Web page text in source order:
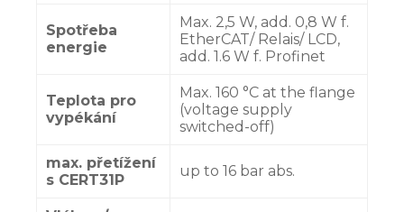
Spotřeba
energie
Max. 2,5 W, add. 0,8 W f.
EtherCAT/ Relais/ LCD,
add. 1.6 W f. Profinet
Teplota pro
vypékání
Max. 160 °C at the flange
(voltage supply
switched-off)
max. přetížení
s CERT31P
up to 16 bar abs.